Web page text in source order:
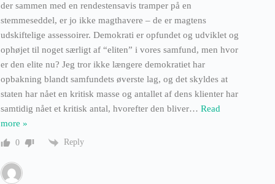
der sammen med en rendestensavis tramper på en
stemmeseddel, er jo ikke magthavere – de er magtens
udskiftelige assessoirer. Demokrati er opfundet og udviklet og
ophøjet til noget særligt af “eliten” i vores samfund, men hvor
er den elite nu? Jeg tror ikke længere demokratiet har
opbakning blandt samfundets øverste lag, og det skyldes at
staten har nået en kritisk masse og antallet af dens klienter har
samtidig nået et kritisk antal, hvorefter den bliver… Read
more »
0 Reply